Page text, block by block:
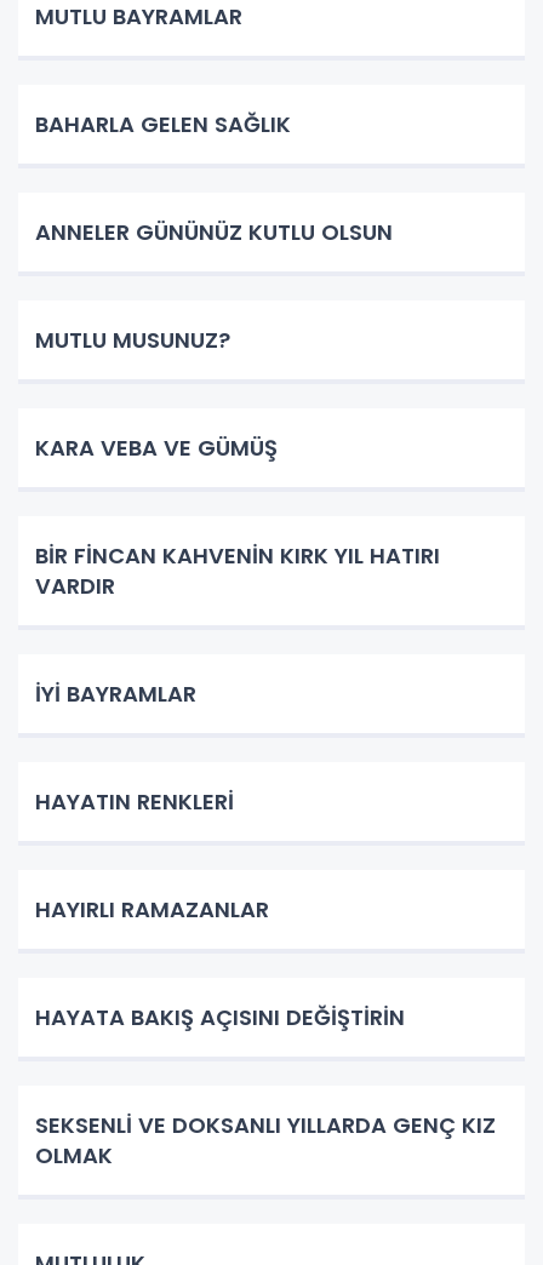
MUTLU BAYRAMLAR
BAHARLA GELEN SAĞLIK
ANNELER GÜNÜNÜZ KUTLU OLSUN
MUTLU MUSUNUZ?
KARA VEBA VE GÜMÜŞ
BİR FİNCAN KAHVENİN KIRK YIL HATIRI
VARDIR
İYİ BAYRAMLAR
HAYATIN RENKLERİ
HAYIRLI RAMAZANLAR
HAYATA BAKIŞ AÇISINI DEĞİŞTİRİN
SEKSENLİ VE DOKSANLI YILLARDA GENÇ KIZ
OLMAK